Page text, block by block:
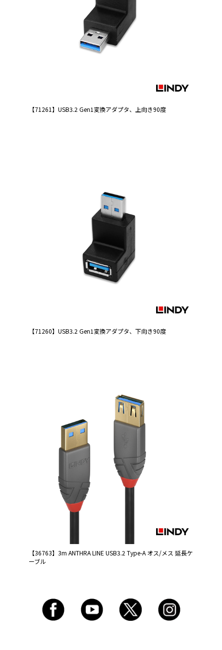
【71261】USB3.2 Gen1変換アダプタ、上向き90度
【71260】USB3.2 Gen1変換アダプタ、下向き90度
【36763】3m ANTHRA LINE USB3.2 Type-A オス/メス 延長ケ
ーブル